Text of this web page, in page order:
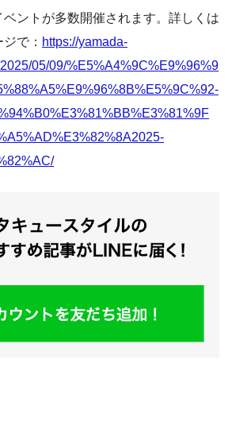
ントが多数開催されます。詳しくは
で： https://yamada-
05/09/%E5%A4%9C%E9%96%9